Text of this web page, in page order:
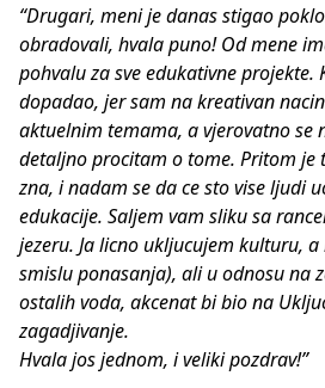
“Drugari, meni je danas stigao
obradovali, hvala puno! Od mene
pohvalu za sve edukativne projekte.
dopadao, jer sam na kreativan
aktuelnim temama, a vjerovatno se
detaljno procitam o tome. Pritom je
zna, i nadam se da ce sto vise ljudi
edukacije. Saljem vam sliku sa
jezeru. Ja licno ukljucujem kulturu,
smislu ponasanja), ali u odnosu na
ostalih voda, akcenat bi bio na
zagadjivanje.
Hvala jos jednom, i veliki pozdrav!”